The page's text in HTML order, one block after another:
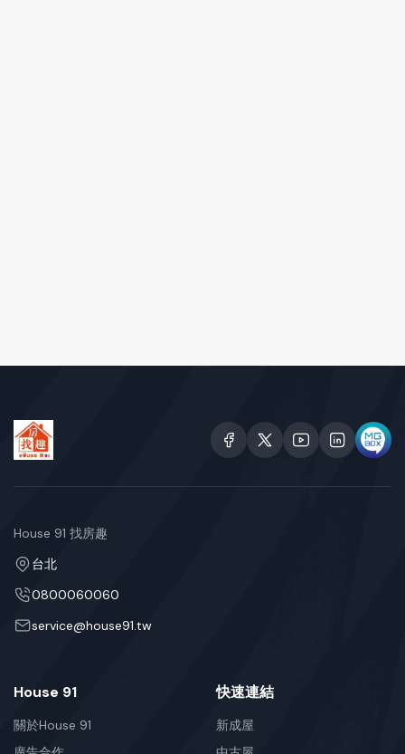
House 91 找房趣
台北
0800060060
service@house91.tw
House 91
關於House 91
快速連結
新成屋